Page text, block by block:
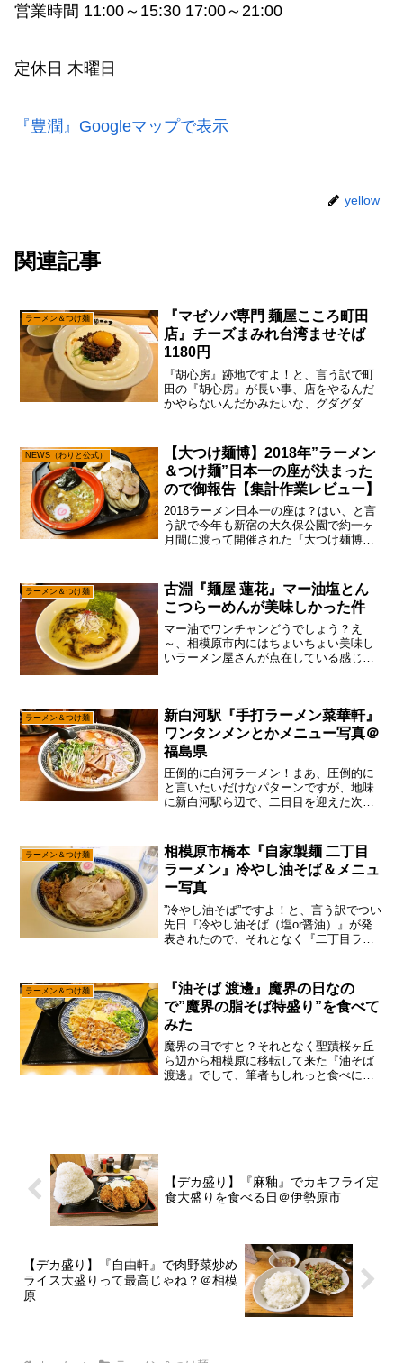
営業時間 11:00～15:30 17:00～21:00
定休日 木曜日
『豊潤』Googleマップで表示
yellow
関連記事
ラーメン＆つけ麺
『マゼソバ専門 麺屋こころ町田
店』チーズまみれ台湾ませそば
1180円
『胡心房』跡地ですよ！と、言う訳で町
田の『胡心房』が長い事、店をやるんだ
かやらないんだかみたいな、グダグダ期
と秒殺だったりして、その後に入って来
たのが『マゼソバ専門 麺...
NEWS（わりと公式）
【大つけ麺博】2018年”ラーメン
＆つけ麺”日本一の座が決まった
ので御報告【集計作業レビュー】
2018ラーメン日本一の座は？はい、と言
う訳で今年も新宿の大久保公園で約一ヶ
月間に渡って開催された『大つけ麺博』
は”ラーメン日本一決定戦！！”って事でし
て、出場する店...
ラーメン＆つけ麺
古淵『麺屋 蓮花』マー油塩とん
こつらーめんが美味しかった件
マー油でワンチャンどうでしょう？え
～、相模原市内にはちょいちょい美味し
いラーメン屋さんが点在している感じで
がスマホを持っているであろ...
ラーメン＆つけ麺
新白河駅『手打ラーメン菜華軒』
ワンタンメンとかメニュー写真＠
福島県
圧倒的に白河ラーメン！まあ、圧倒的に
と言いたいだけなパターンですが、地味
に新白河駅ら辺で、二日目を迎えた次第
思うと、色々な意味で目頭が熱くなるの
で、何はともあれ広...
ラーメン＆つけ麺
相模原市橋本『自家製麺 二丁目
ラーメン』冷やし油そば＆メニュ
ー写真
”冷やし油そば”ですよ！と、言う訳でつい
先日『冷やし油そば（塩or醤油）』が発
表されたので、それとなく『二丁目ラー
部を記事化するのは無理ゲーですが、何
気に”つけ麺”とか...
ラーメン＆つけ麺
『油そば 渡邊』魔界の日なの
で”魔界の脂そば特盛り”を食べて
みた
魔界の日ですと？それとなく聖蹟桜ヶ丘
ら辺から相模原に移転して来た『油そば
渡邊』でして、筆者もしれっと食べに行
【デカ盛り】『麻釉』でカキフライ定
食大盛りを食べる日＠伊勢原市
【デカ盛り】『自由軒』で肉野菜炒め
ライス大盛りって最高じゃね？＠相模
原